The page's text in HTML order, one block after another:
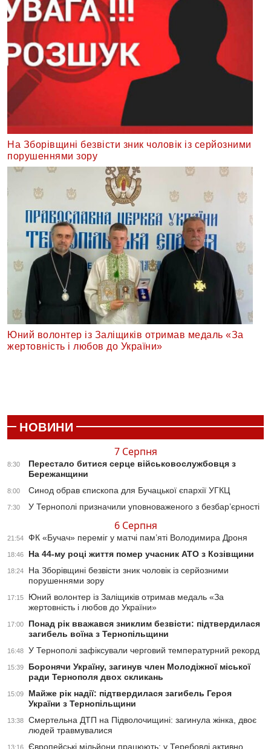
На Зборівщині безвісти зник чоловік із серйозними
порушеннями зору
Юний волонтер із Заліщиків отримав медаль «За
жертовність і любов до України»
НОВИНИ
7 Серпня
8:30
Перестало битися серце військовослужбовця з
Бережанщини
8:00 Синод обрав єпископа для Бучацької єпархії УГКЦ
7:30 У Тернополі призначили уповноваженого з безбар’єрності
6 Серпня
21:54 ФК «Бучач» переміг у матчі пам’яті Володимира Дроня
18:46 На 44-му році життя помер учасник АТО з Козівщини
18:24
На Зборівщині безвісти зник чоловік із серйозними
порушеннями зору
17:15
Юний волонтер із Заліщиків отримав медаль «За
жертовність і любов до України»
17:00
Понад рік вважався зниклим безвісти: підтвердилася
загибель воїна з Тернопільщини
16:48 У Тернополі зафіксували черговий температурний рекорд
15:39
Боронячи Україну, загинув член Молодіжної міської
ради Тернополя двох скликань
15:09
Майже рік надії: підтвердилася загибель Героя
України з Тернопільщини
13:38
Смертельна ДТП на Підволочищині: загинула жінка, двоє
людей травмувалися
13:16 Європейські мільйони працюють: у Теребовлі активно